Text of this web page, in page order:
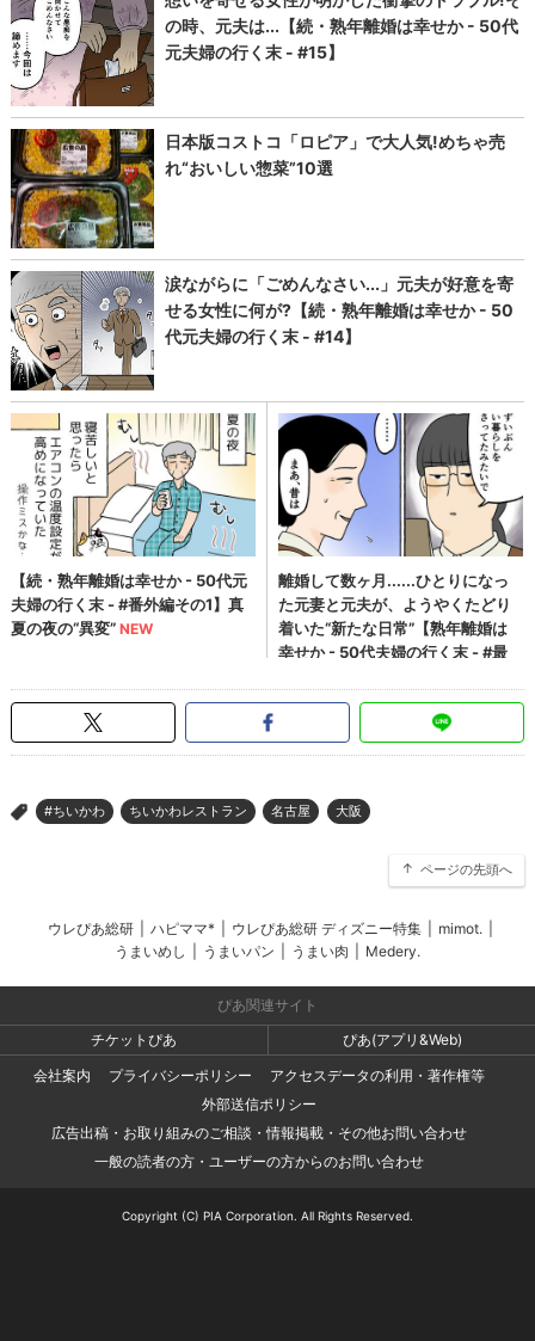
> #ちいかわ ちいかわレストラン 名古屋 大阪
ページの先頭へ
ウレぴあ総研 ハピママ* ウレぴあ総研 ディズニー特集 mimot.
うまいめし
うまいパン うまい肉 Medery.
ぴあ関連サイト
チケットぴあ
ぴあ(アプリ&Web)
会社案内
プライバシーポリシー
アクセスデータの利用・著作権等
外部送信ポリシー
広告出稿・お取り組みのご相談・情報掲載・その他お問い合わせ
一般の読者の方・ユーザーの方からのお問い合わせ
Copyright (C) PIA Corporation. All Rights Reserved.